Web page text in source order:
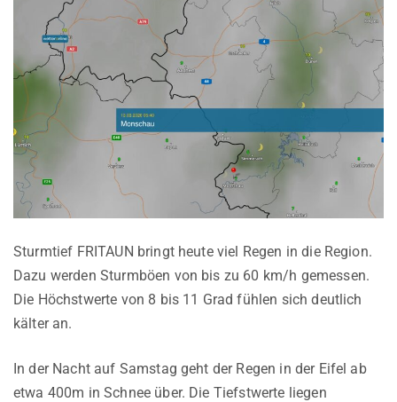
Sturmtief FRITAUN bringt heute viel Regen in die Region.
Dazu werden Sturmböen von bis zu 60 km/h gemessen.
Die Höchstwerte von 8 bis 11 Grad fühlen sich deutlich
kälter an.
In der Nacht auf Samstag geht der Regen in der Eifel ab
etwa 400m in Schnee über. Die Tiefstwerte liegen